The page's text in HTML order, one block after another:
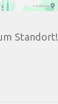
Standort!